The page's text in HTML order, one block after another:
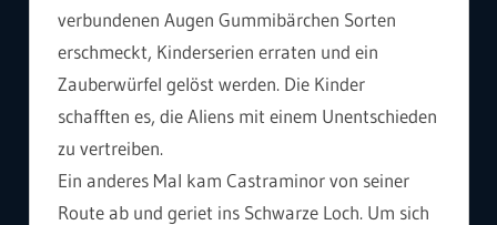
verbundenen Augen Gummibärchen Sorten
erschmeckt, Kinderserien erraten und ein
Zauberwürfel gelöst werden. Die Kinder
schafften es, die Aliens mit einem Unentschieden
zu vertreiben.
Ein anderes Mal kam Castraminor von seiner
Route ab und geriet ins Schwarze Loch. Um sich